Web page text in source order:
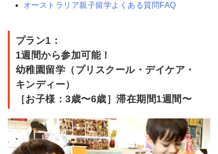
オーストラリア親子留学よくある質問FAQ
プラン1：
1週間から参加可能！
幼稚園留学（プリスクール・デイケア・
キンディー）
［お子様：3歳〜6歳］滞在期間1週間〜